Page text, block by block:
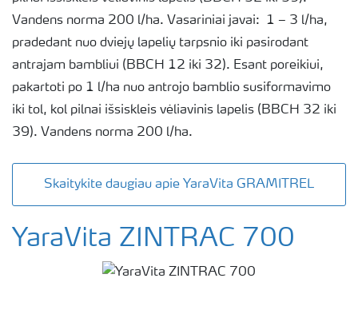
Vandens norma 200 l/ha. Vasariniai javai: 1 – 3 l/ha,
pradedant nuo dviejų lapelių tarpsnio iki pasirodant
antrajam bambliui (BBCH 12 iki 32). Esant poreikiui,
pakartoti po 1 l/ha nuo antrojo bamblio susiformavimo
iki tol, kol pilnai išsiskleis vėliavinis lapelis (BBCH 32 iki
39). Vandens norma 200 l/ha.
Skaitykite daugiau apie YaraVita GRAMITREL
YaraVita ZINTRAC 700